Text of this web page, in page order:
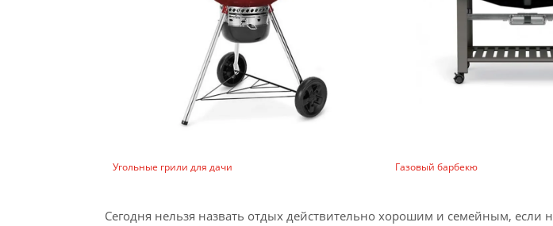
Угольные грили для дачи Газовый барбекю
Сегодня нельзя назвать отдых действительно хорошим и семейным,